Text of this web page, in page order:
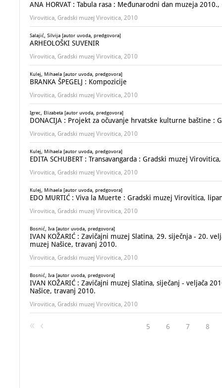
ANA HORVAT : Tabula rasa : Međunarodni dan muzeja
Virovitica, Gradski muzej Virovitica, 2010
Salajić, Silvija [autor uvoda, predgovora]
ARHEOLOŠKI SUVENIR
Virovitica, Gradski muzej Virovitica, 2010
Kulej, Mihaela [autor uvoda, predgovora]
BRANKA ŠPEGELJ : Kompozicije
Virovitica, Gradski muzej Virovitica, 2010
Igrec, Elizabeta [autor uvoda, predgovora]
DONACIJA : Projekt za očuvanje hrvatske kulturne baštine
Virovitica, Gradski muzej Virovitica, 2010
Kulej, Mihaela [autor uvoda, predgovora]
EDITA SCHUBERT : Transavangarda : Gradski muzej
Virovitica, Gradski muzej Virovitica, 2010
Kulej, Mihaela [autor uvoda, predgovora]
EDO MURTIĆ : Viva la Muerte : Gradski muzej Virovitica,
Virovitica, Gradski muzej Virovitica, 2010
Bosnić, Iva [autor uvoda, predgovora]
IVAN KOŽARIĆ : Zavičajni muzej Slatina, 29. siječnja - 20.
muzej Našice, travanj 2010.
Virovitica, Gradski muzej Virovitica, 2010
Bosnić, Iva [autor uvoda, predgovora]
IVAN KOŽARIĆ : Zavičajni muzej Slatina, siječanj - veljača
Našice, travanj 2010.
Virovitica, Gradski muzej Virovitica, 2010
5 6 7 8